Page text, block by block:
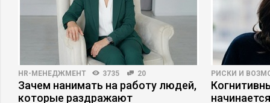
HR-МЕНЕДЖМЕНТ 3735 20
Зачем нанимать на работу людей,
которые раздражают
РИСКИ И